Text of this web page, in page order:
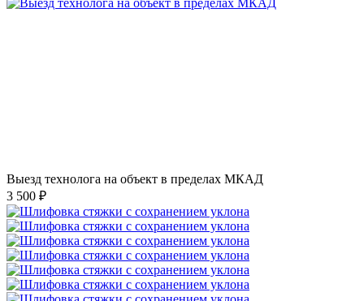
Выезд технолога на объект в пределах МКАД
3 500 ₽